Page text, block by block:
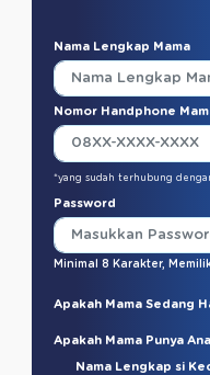
Nama Lengkap Mama
Nomor Handphone
*yang sudah terhubung
Password
Minimal 8 Karakter,
Apakah Mama Sedang
Apakah Mama Punya
Nama Lengkap si